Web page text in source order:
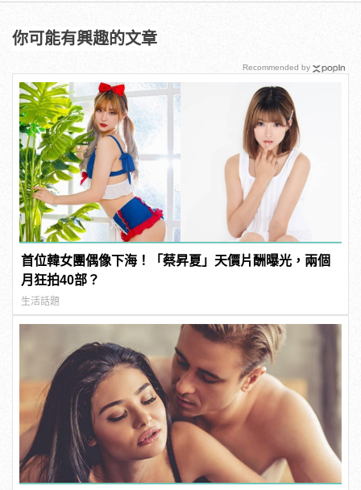
你可能有興趣的文章
首位韓女團偶像下海！「蔡昇夏」天價片酬曝光，兩個
月狂拍40部？
生活話題
Recommended by